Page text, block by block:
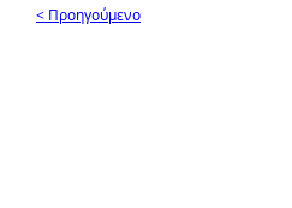
< Προηγούμενο